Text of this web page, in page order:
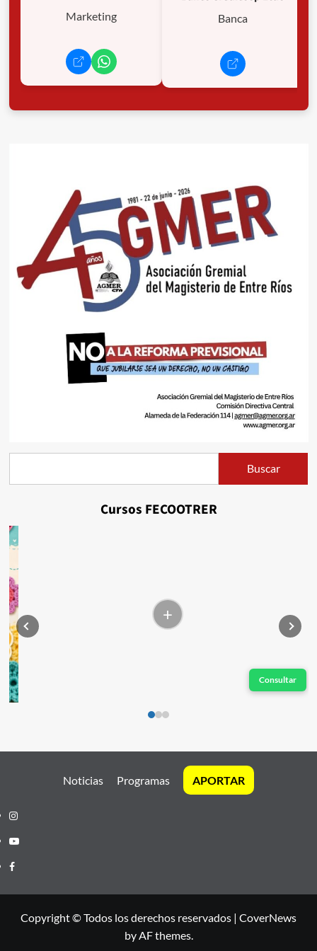
Marketing Banca
Buscar
Cursos FECOOTRER
+
Consultar
Noticias Programas APORTAR
Instagram
Youtube
Facebook
Copyright © Todos los derechos reservados | CoverNews
by AF themes.